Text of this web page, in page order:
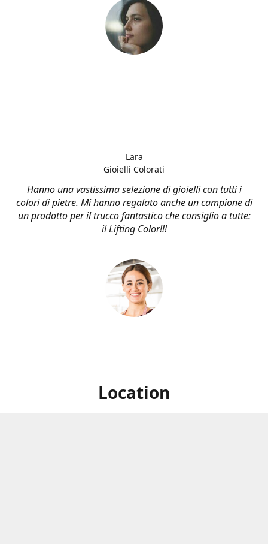
Hanno una vastissima selezione di gioielli con tutti i
colori di pietre. Mi hanno regalato anche un campione di
un prodotto per il trucco fantastico che consiglio a tutte:
il Lifting Color!!!
Lara
Gioielli Colorati
Location